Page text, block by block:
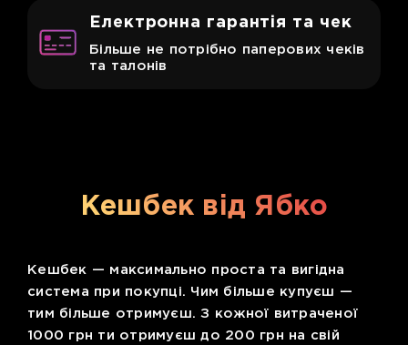
Електронна гарантія та чек
Більше не потрібно паперових чеків
та талонів
Кешбек від Ябко
Кешбек — максимально проста та вигідна
система при покупці. Чим більше купуєш —
тим більше отримуєш. З кожної витраченої
1000 грн ти отримуєш до 200 грн на свій